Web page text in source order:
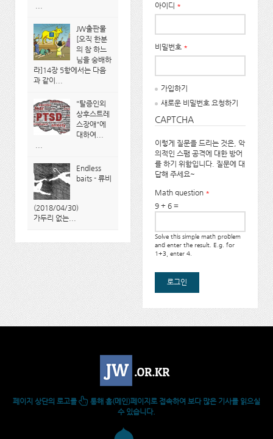
JW출판물
[오직 한분
의 참 하느
님을 숭배하
라]14장 5항에서는 다음
과 같이...
"탈증인외
상후스트레
스장애"에
대하여...
Endless
baits - 류비
(2018/04/30)
가두리 없는...
아이디 *
비밀번호 *
가입하기
새로운 비밀번호 요청하기
CAPTCHA
이렇게 질문을 드리는 것은, 악
의적인 스팸 공격에 대한 방어
를 하기 위함입니다. 질문에 대
답해 주세요~
Math question *
9 + 6 =
Solve this simple math problem
and enter the result. E.g. for
1+3, enter 4.
페이지 상단의 로고를
통해 홈(메인)페이지로 접속하여 보다 많은 기사를 읽으실
수 있습니다.